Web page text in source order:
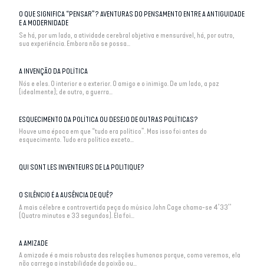
O QUE SIGNIFICA “PENSAR”? AVENTURAS DO PENSAMENTO ENTRE A ANTIGUIDADE
E A MODERNIDADE
Se há, por um lado, a atividade cerebral objetiva e mensurável, há, por outro,
sua experiência. Embora não se possa...
A INVENÇÃO DA POLÍTICA
Nós e eles. O interior e o exterior. O amigo e o inimigo. De um lado, a paz
(idealmente); de outro, a guerra...
ESQUECIMENTO DA POLÍTICA OU DESEJO DE OUTRAS POLÍTICAS?
Houve uma época em que “tudo era político”. Mas isso foi antes do
esquecimento. Tudo era político exceto...
QUI SONT LES INVENTEURS DE LA POLITIQUE?
O SILÊNCIO É A AUSÊNCIA DE QUÊ?
A mais célebre e controvertida peça do músico John Cage chama-se 4’33’’
(Quatro minutos e 33 segundos). Ela foi...
A AMIZADE
A amizade é a mais robusta das relações humanas porque, como veremos, ela
não carrega a instabilidade da paixão ou...